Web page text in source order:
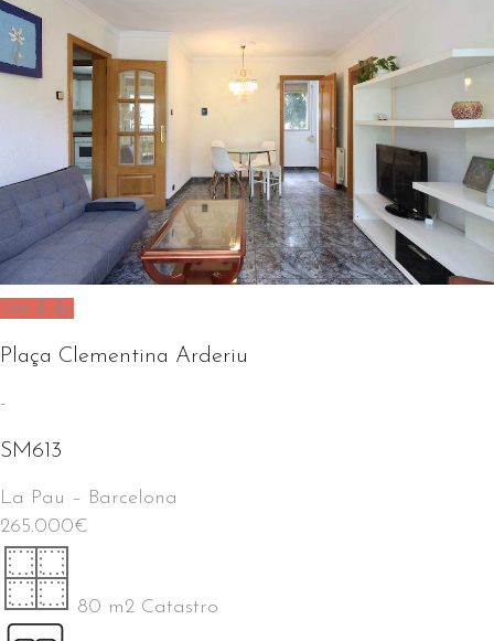
Vendido
Plaça Clementina Arderiu
-
SM613
La Pau – Barcelona
265.000€
80 m2 Catastro